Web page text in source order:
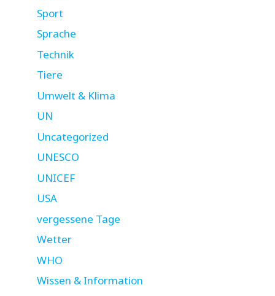
Sport
Sprache
Technik
Tiere
Umwelt & Klima
UN
Uncategorized
UNESCO
UNICEF
USA
vergessene Tage
Wetter
WHO
Wissen & Information